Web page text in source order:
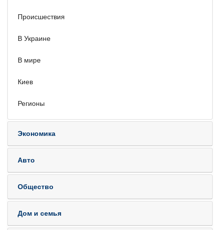
Происшествия
В Украине
В мире
Киев
Регионы
Экономика
Авто
Общество
Дом и семья